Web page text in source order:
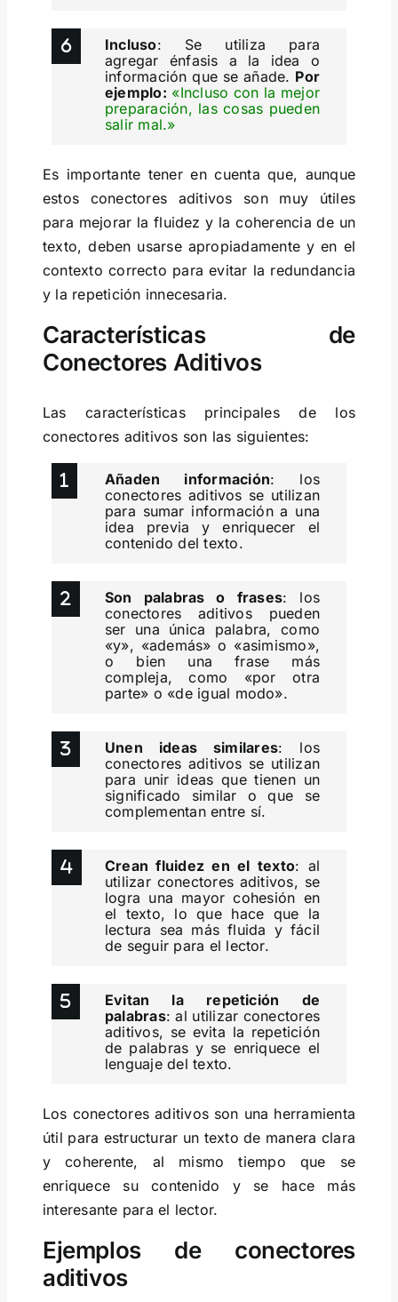
Incluso: Se utiliza para
agregar énfasis a la idea o
información que se añade. Por
ejemplo: «Incluso con la mejor
preparación, las cosas pueden
salir mal.»
Es importante tener en cuenta que, aunque
estos conectores aditivos son muy útiles
para mejorar la fluidez y la coherencia de un
texto, deben usarse apropiadamente y en el
contexto correcto para evitar la redundancia
y la repetición innecesaria.
Características de
Conectores Aditivos
Las características principales de los
conectores aditivos son las siguientes:
Añaden información: los
conectores aditivos se utilizan
para sumar información a una
idea previa y enriquecer el
contenido del texto.
Son palabras o frases: los
conectores aditivos pueden
ser una única palabra, como
«y», «además» o «asimismo»,
o bien una frase más
compleja, como «por otra
parte» o «de igual modo».
Unen ideas similares: los
conectores aditivos se utilizan
para unir ideas que tienen un
significado similar o que se
complementan entre sí.
Crean fluidez en el texto: al
utilizar conectores aditivos, se
logra una mayor cohesión en
el texto, lo que hace que la
lectura sea más fluida y fácil
de seguir para el lector.
Evitan la repetición de
palabras: al utilizar conectores
aditivos, se evita la repetición
de palabras y se enriquece el
lenguaje del texto.
Los conectores aditivos son una herramienta
útil para estructurar un texto de manera clara
y coherente, al mismo tiempo que se
enriquece su contenido y se hace más
interesante para el lector.
Ejemplos de conectores
aditivos